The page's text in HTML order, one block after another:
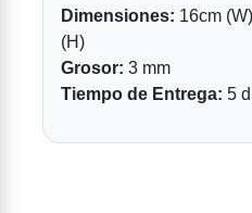
Dimensiones: 16cm
(H)
Grosor: 3 mm
Tiempo de Entrega: 5